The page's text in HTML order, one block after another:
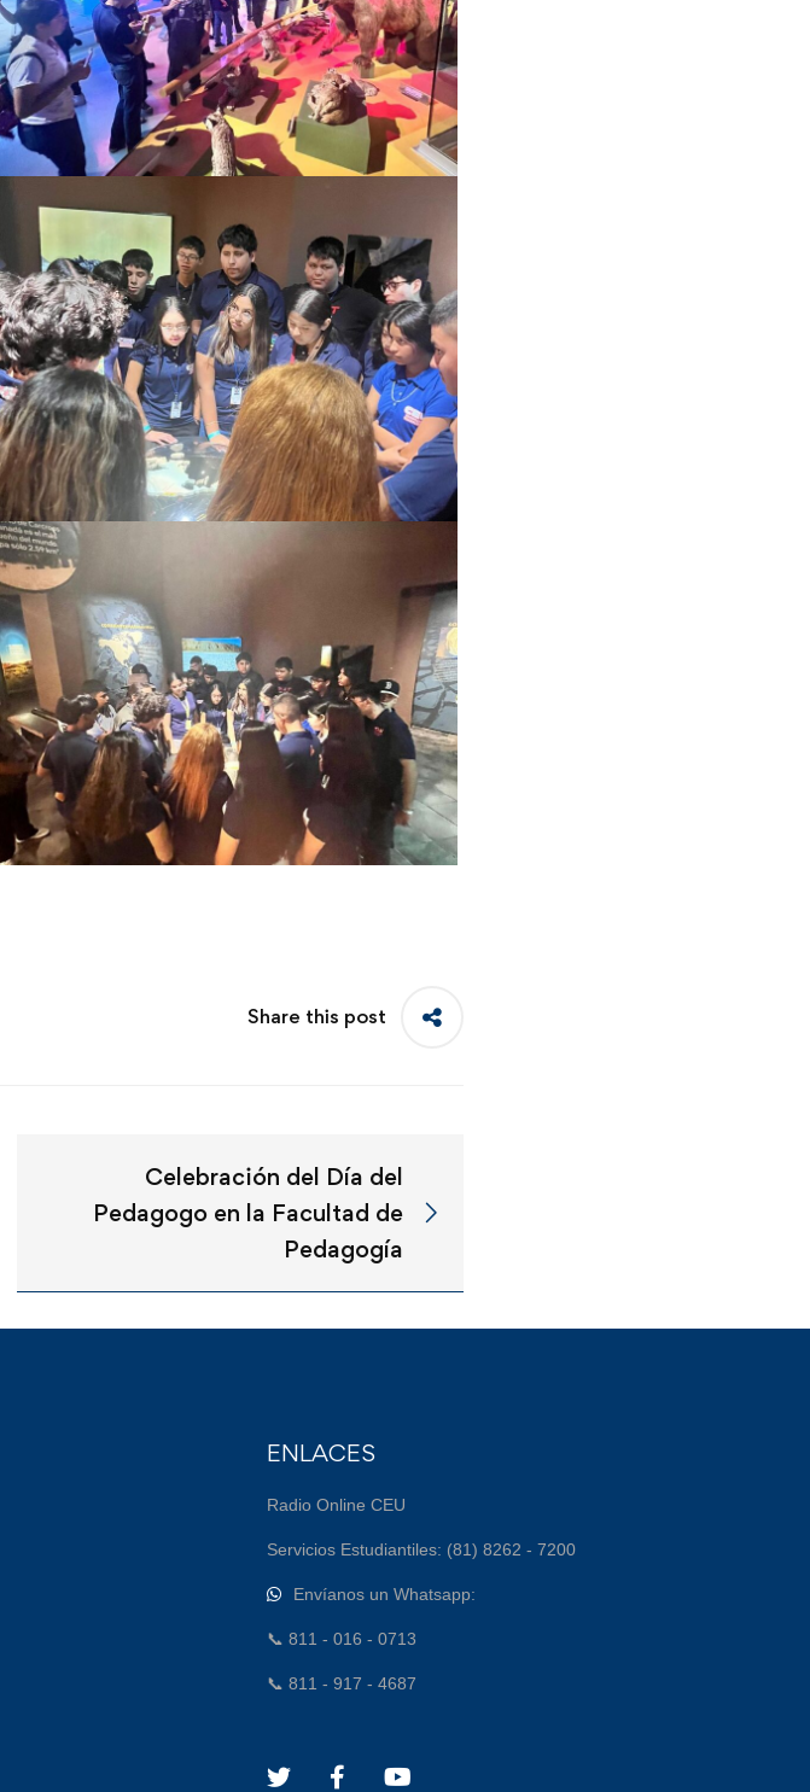
Share this post
Celebración del Día del
Pedagogo en la Facultad de
Pedagogía
ENLACES
Radio Online CEU
Servicios Estudiantiles: (81) 8262 - 7200
Envíanos un Whatsapp:
📞 811 - 016 - 0713
📞 811 - 917 - 4687